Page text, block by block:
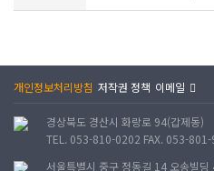
개인정보처리방침 저작권 정책 이메일
경상북도 경산시 화랑로 94(갑제동)
TEL. 053-810-0202 FAX. 053-
서울특별시 중구 정동길 14 오송빌딩